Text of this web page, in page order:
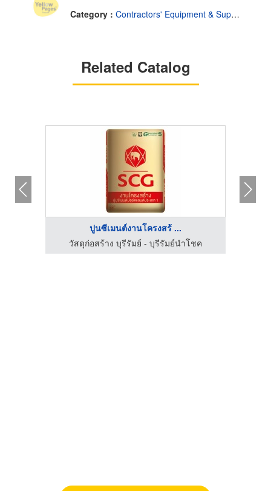
Category : Contractors' Equipment & Supplies
Related Catalog
ปูนซีเมนต์งานโครงสร้ ...
วัสดุก่อสร้าง บุรีรัมย์ - บุรีรัมย์นำโชค